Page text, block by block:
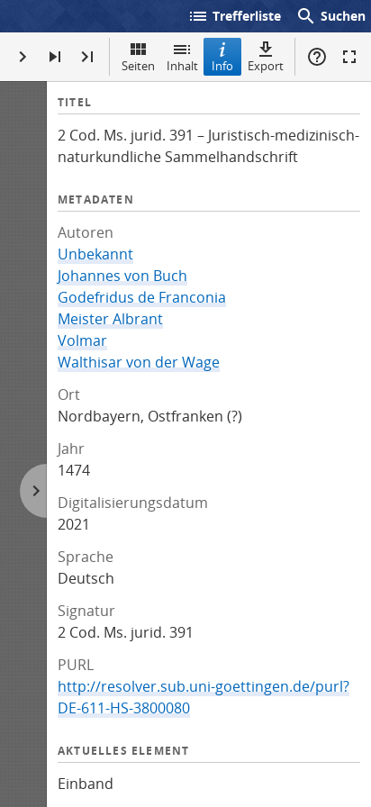
list Trefferliste search Suchen
Seiten Inhalt Info Export
I
f
o
TITEL
2 Cod. Ms. jurid. 391 – Juristisch-medizinisch-
naturkundliche Sammelhandschrift
METADATEN
Autoren
Unbekannt
Johannes von Buch
Godefridus de Franconia
Meister Albrant
Volmar
Walthisar von der Wage
Ort
Nordbayern, Ostfranken (?)
Jahr
1474
Digitalisierungsdatum
2021
Sprache
Deutsch
Signatur
2 Cod. Ms. jurid. 391
PURL
http://resolver.sub.uni-goettingen.de/purl?
DE-611-HS-3800080
AKTUELLES ELEMENT
Einband